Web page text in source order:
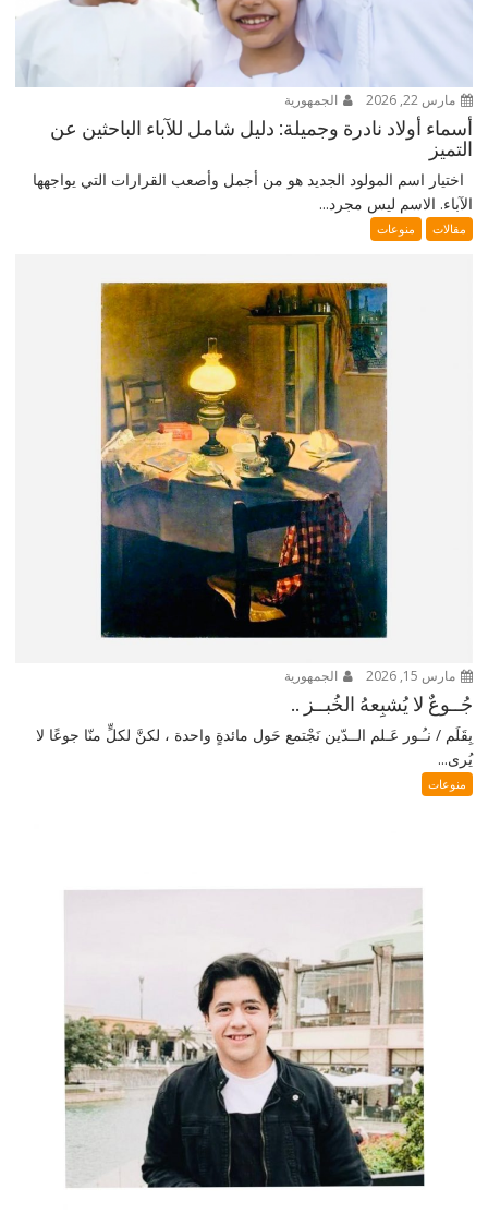
مارس 22, 2026 الجمهورية
أسماء أولاد نادرة وجميلة: دليل شامل للآباء الباحثين عن
التميز
اختيار اسم المولود الجديد هو من أجمل وأصعب القرارات التي يواجهها
الآباء. الاسم ليس مجرد...
مقالات منوعات
مارس 15, 2026 الجمهورية
جُــوعٌ لا يُشبِعهُ الخُبــز ..
بِقَلَم / نـُـور عَـلم الــدّين نَجْتمع حَول مائدةٍ واحدة ، لكنَّ لكلٍّ منّا جوعًا لا
يُرى...
منوعات